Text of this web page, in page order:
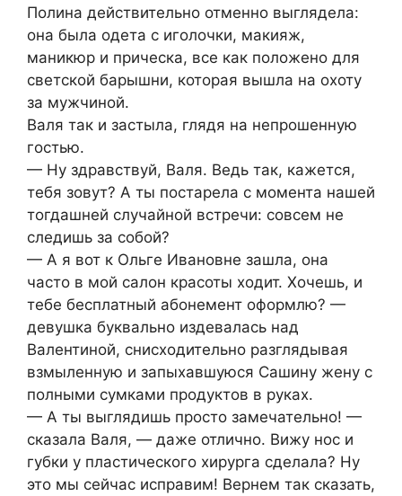
Полина действительно отменно выглядела:
она была одета с иголочки, макияж,
маникюр и прическа, все как положено для
светской барышни, которая вышла на охоту
за мужчиной.
Валя так и застыла, глядя на непрошенную
гостью.
— Ну здравствуй, Валя. Ведь так, кажется,
тебя зовут? А ты постарела с момента нашей
тогдашней случайной встречи: совсем не
следишь за собой?
— А я вот к Ольге Ивановне зашла, она
часто в мой салон красоты ходит. Хочешь, и
тебе бесплатный абонемент оформлю? —
девушка буквально издевалась над
Валентиной, снисходительно разглядывая
взмыленную и запыхавшуюся Сашину жену с
полными сумками продуктов в руках.
— А ты выглядишь просто замечательно! —
сказала Валя, — даже отлично. Вижу нос и
губки у пластического хирурга сделала? Ну
это мы сейчас исправим! Вернем так сказать,